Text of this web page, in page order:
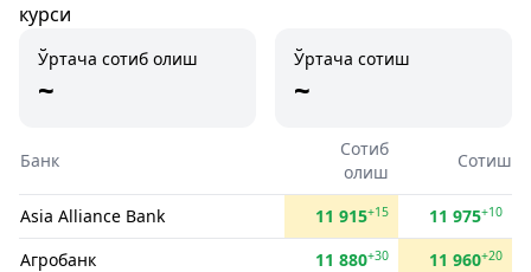
курси
Ўртача сотиб олиш
~
Ўртача сотиш
~
Банк
Сотиб
олиш
Сотиш
Asia Alliance Bank 11 915+15 11 975+10
Агробанк 11 880+30 11 960+20